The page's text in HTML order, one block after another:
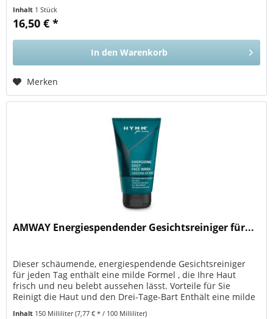
Inhalt 1 Stück
16,50 € *
In den Warenkorb
Merken
AMWAY Energiespendender Gesichtsreiniger für...
Dieser schäumende, energiespendende Gesichtsreiniger
für jeden Tag enthält eine milde Formel , die Ihre Haut
frisch und neu belebt aussehen lässt. Vorteile für Sie
Reinigt die Haut und den Drei-Tage-Bart Enthält eine milde
Inhalt 150 Milliliter(7,77 € * / 100 Milliliter)